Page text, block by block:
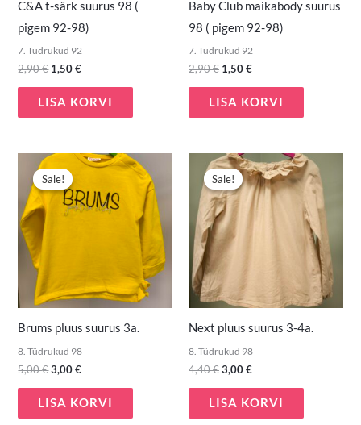
C&A t-särk suurus 98 (
pigem 92-98)
7. Tüdrukud 92
2,90€ 1,50€
LISA KORVI
Baby Club maikabody suurus
98 ( pigem 92-98)
7. Tüdrukud 92
2,90€ 1,50€
LISA KORVI
Sale!
Sale!
Brums pluus suurus 3a.
8. Tüdrukud 98
5,00€
Algne
hind
oli:
5,00 €.
3,00€
Praegune
hind
3,00 €.
LISA KORVI
Sale!
Sale!
Next pluus suurus 3-4a.
8. Tüdrukud 98
4,40€
Algne
hind
oli:
4,40 €.
3,00€
Praegune
hind
on:
3,00 €.
LISA KORVI